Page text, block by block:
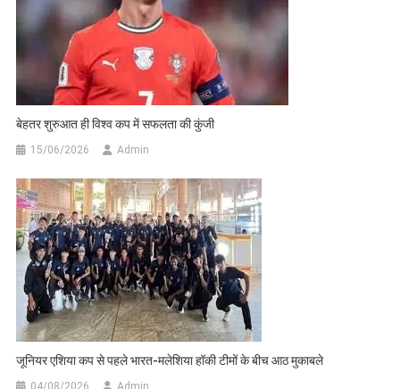
बेहतर शुरुआत ही विश्व कप में सफलता की कुंजी
15/06/2026 Admin
जूनियर एशिया कप से पहले भारत-मलेशिया हॉकी टीमों के बीच आठ मुकाबले
04/08/2026 Admin